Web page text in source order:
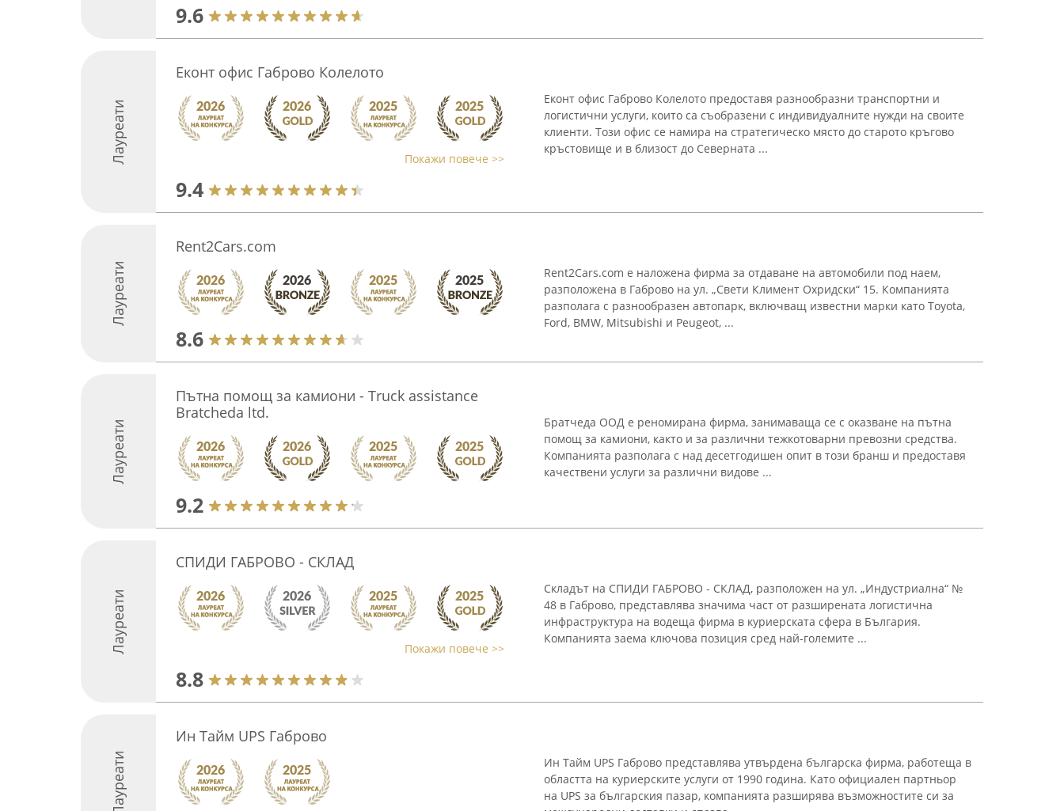
9.6
Лауреати
Еконт офис Габрово Колелото
Покажи повече >>
9.4
Еконт офис Габрово Колелото предоставя разнообразни транспортни и
логистични услуги, които са съобразени с индивидуалните нужди на своите
клиенти. Този офис се намира на стратегическо място до старото кръгово
кръстовище и в близост до Северната ...
Лауреати
Rent2Cars.com
8.6
Rent2Cars.com е наложена фирма за отдаване на автомобили под наем,
разположена в Габрово на ул. „Свети Климент Охридски“ 15. Компанията
разполага с разнообразен автопарк, включващ известни марки като Toyota,
Ford, BMW, Mitsubishi и Peugeot, ...
Лауреати
Пътна помощ за камиони - Truck assistance
Bratcheda ltd.
9.2
Братчеда ООД е реномирана фирма, занимаваща се с оказване на пътна
помощ за камиони, както и за различни тежкотоварни превозни средства.
Компанията разполага с над десетгодишен опит в този бранш и предоставя
качествени услуги за различни видове ...
Лауреати
СПИДИ ГАБРОВО - СКЛАД
Покажи повече >>
8.8
Складът на СПИДИ ГАБРОВО - СКЛАД, разположен на ул. „Индустриална“ №
48 в Габрово, представлява значима част от разширената логистична
инфраструктура на водеща фирма в куриерската сфера в България.
Компанията заема ключова позиция сред най-големите ...
Лауреати
Ин Тайм UPS Габрово
Ин Тайм UPS Габрово представлява утвърдена българска фирма, работеща в
областта на куриерските услуги от 1990 година. Като официален партньор
на UPS за българския пазар, компанията разширява възможностите си за